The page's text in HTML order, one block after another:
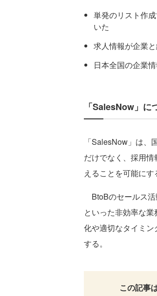
単発のリスト作
いた
求人情報が企業
日本全国の企業
「SalesNow」に
「SalesNow」は
だけでなく、採用
えることを可能にす
BtoBのセールス活
といった非効率な
化や適切なタイミ
する。
この記事